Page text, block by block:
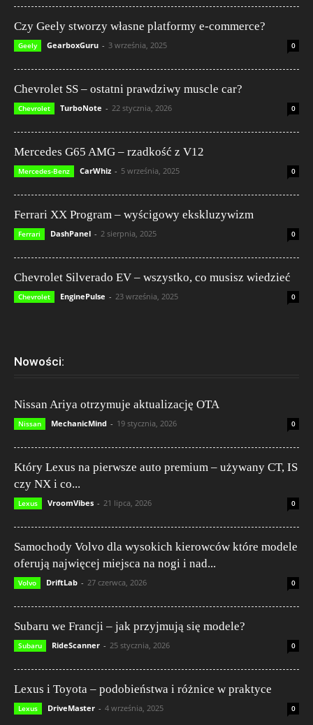
Czy Geely stworzy własne platformy e-commerce?
Geely GearboxGuru - 3 września, 2025 0
Chevrolet SS – ostatni prawdziwy muscle car?
Chevrolet TurboNote - 22 stycznia, 2026 0
Mercedes G65 AMG – rzadkość z V12
Mercedes-Benz CarWhiz - 5 września, 2025 0
Ferrari XX Program – wyścigowy ekskluzywizm
Ferrari DashPanel - 2 sierpnia, 2025 0
Chevrolet Silverado EV – wszystko, co musisz wiedzieć
Chevrolet EnginePulse - 23 września, 2025 0
Nowości:
Nissan Ariya otrzymuje aktualizację OTA
Nissan MechanicMind - 19 stycznia, 2026 0
Który Lexus na pierwsze auto premium – używany CT, IS
czy NX i co...
Lexus VroomVibes - 21 lipca, 2026 0
Samochody Volvo dla wysokich kierowców które modele
oferują najwięcej miejsca na nogi i nad...
Volvo DriftLab - 27 czerwca, 2026 0
Subaru we Francji – jak przyjmują się modele?
Subaru RideScanner - 25 stycznia, 2026 0
Lexus i Toyota – podobieństwa i różnice w praktyce
Lexus DriveMaster - 4 września, 2025 0